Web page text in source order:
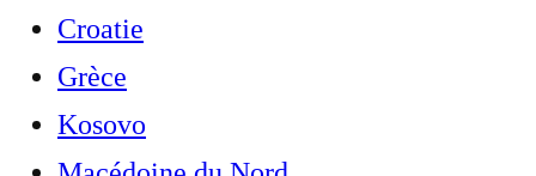
Croatie
Grèce
Kosovo